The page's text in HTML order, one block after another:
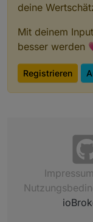
deine
Mit deinem
besser werden
Registrieren
Impressum